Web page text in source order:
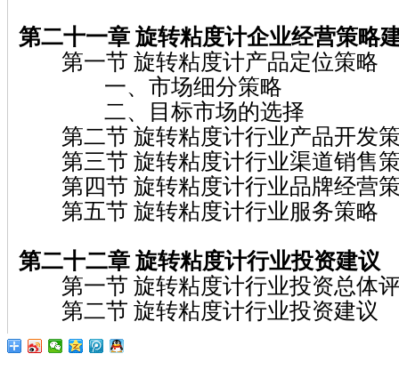
第二十一章 旋转粘度计企业经营策略
第一节 旋转粘度计产品定位策略
一、市场细分策略
二、目标市场的选择
第二节 旋转粘度计行业产品开发
第三节 旋转粘度计行业渠道销售
第四节 旋转粘度计行业品牌经营
第五节 旋转粘度计行业服务策略
第二十二章 旋转粘度计行业投资建议
第一节 旋转粘度计行业投资总体
第二节 旋转粘度计行业投资建议